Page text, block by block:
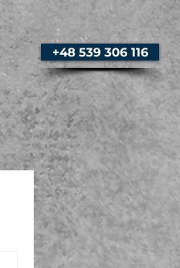
+48 539 306 116